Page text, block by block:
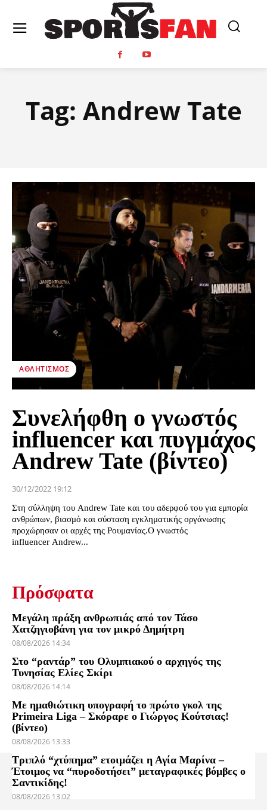
Tag: Andrew Tate
ΑΘΛΗΤΙΣΜΌΣ
Συνελήφθη ο γνωστός
influencer και πυγμάχος
Andrew Tate (βίντεο)
30/12/2022 19:12
Στη σύλληψη του Andrew Tate και του αδερφού του για εμπορία
ανθρώπων, βιασμό και σύσταση εγκληματικής οργάνωσης
προχώρησαν οι αρχές της Ρουμανίας.Ο γνωστός
influencer Andrew...
Πρόσφατα
Μεγάλη πράξη ανθρωπιάς από τον Τάσο
Χατζηγιοβάνη για τον μικρό Δημήτρη
08/08/2026 14:34
Στο “ραντάρ” του Ολυμπιακού ο αρχηγός της
Τυνησίας Ελίες Σκίρι
08/08/2026 14:14
Με ημαθιώτικη υπογραφή το πρώτο γκολ της
Primeira Liga – Σκόραρε ο Γιώργος Κούτσιας!
(βίντεο)
08/08/2026 13:33
Τριπλό “χτύπημα” ετοιμάζει η Αγία Μαρίνα –
Έτοιμος να “πυροδοτήσει” μεταγραφικές βόμβες ο
Σαντικίδης!
08/08/2026 13:02